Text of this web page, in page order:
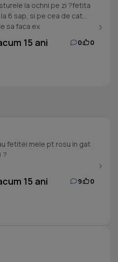
la ochni pe zi ?fetita
6 sap, si pe cea de cat
sa faca ex
15 ani 0 0
fetitei mele pt rosu in gat
?
15 ani 9 0